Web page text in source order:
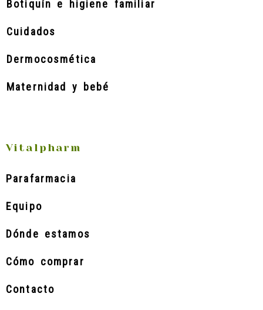
Botiquín e higiene familiar
Cuidados
Dermocosmética
Maternidad y bebé
Vitalpharm
Parafarmacia
Equipo
Dónde estamos
Cómo comprar
Contacto